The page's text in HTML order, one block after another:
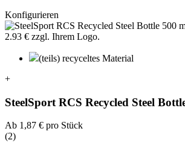
Konfigurieren
(teils) recyceltes Material
+
SteelSport RCS Recycled Steel
Ab 1,87 € pro Stück
(2)